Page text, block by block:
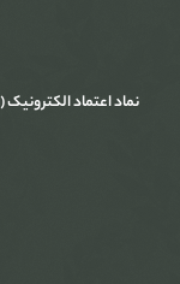
نماد اعتماد الکترونیک